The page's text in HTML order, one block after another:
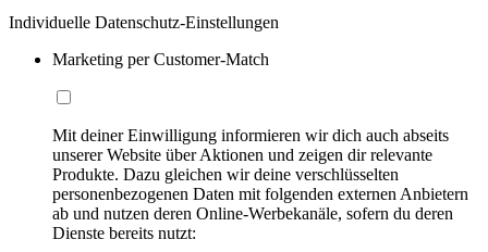
Individuelle Datenschutz-Einstellungen
Marketing per Customer-Match
Mit deiner Einwilligung informieren wir dich auch abseits
unserer Website über Aktionen und zeigen dir relevante
Produkte. Dazu gleichen wir deine verschlüsselten
personenbezogenen Daten mit folgenden externen Anbietern
ab und nutzen deren Online-Werbekanäle, sofern du deren
Dienste bereits nutzt: